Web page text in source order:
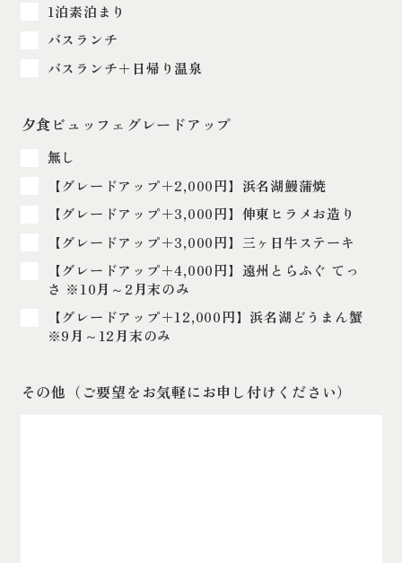
1泊素泊まり
バスランチ
バスランチ＋日帰り温泉
夕食ビュッフェグレードアップ
無し
【グレードアップ＋2‚000円】浜名湖鰻蒲焼
【グレードアップ＋3‚000円】伸東ヒラメお造り
【グレードアップ＋3‚000円】三ヶ日牛ステーキ
【グレードアップ＋4‚000円】遠州とらふぐ てっ
さ ※10月～2月末のみ
【グレードアップ＋12‚000円】浜名湖どうまん蟹
※9月～12月末のみ
その他（ご要望をお気軽にお申し付けください）